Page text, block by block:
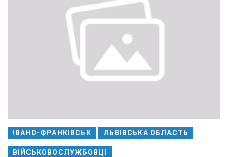
ІВАНО-ФРАНКІВСЬК ЛЬВІВСЬКА ОБЛАСТЬ
ВІЙСЬКОВОСЛУЖБОВЦІ